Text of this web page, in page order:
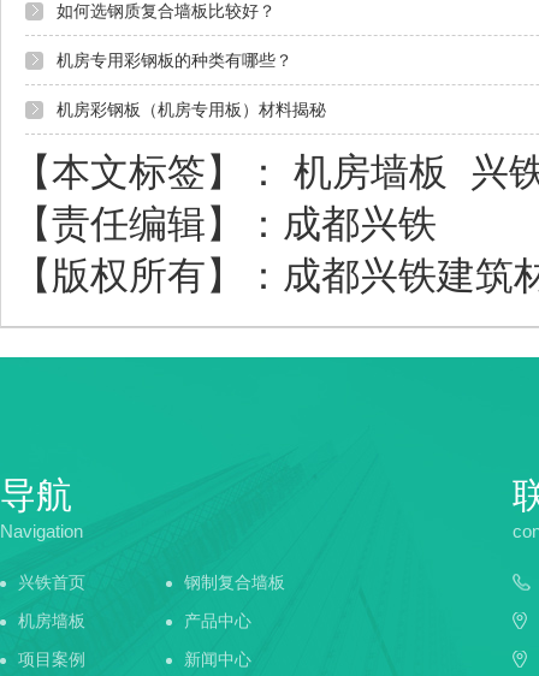
如何选钢质复合墙板比较好？
机房专用彩钢板的种类有哪些？
机房彩钢板（机房专用板）材料揭秘
【本文标签】： 机房墙板
兴
【责任编辑】： 成都兴铁
【版权所有】： 成都兴铁建筑
导航
Navigation
兴铁首页
钢制复合墙板
机房墙板
产品中心
项目案例
新闻中心